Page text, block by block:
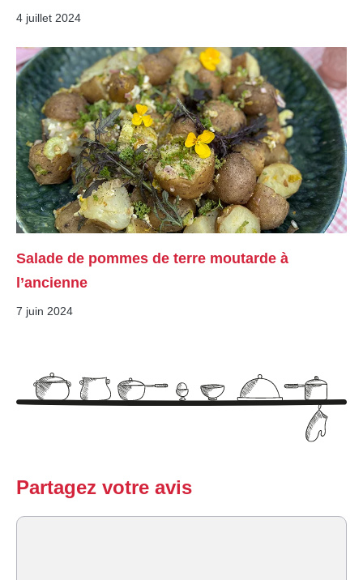
4 juillet 2024
Salade de pommes de terre moutarde à
l’ancienne
7 juin 2024
Partagez votre avis
Commentaire